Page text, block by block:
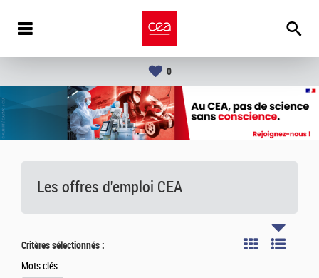
0
Les offres d'emploi CEA
Critères sélectionnés :
Mots clés :